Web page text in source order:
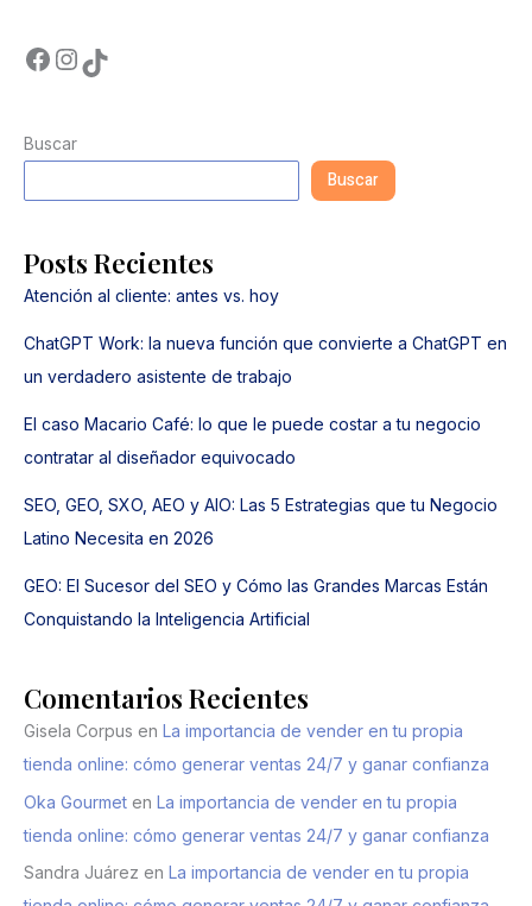
Buscar
Buscar
Posts Recientes
Atención al cliente: antes vs. hoy
ChatGPT Work: la nueva función que convierte a ChatGPT en
un verdadero asistente de trabajo
El caso Macario Café: lo que le puede costar a tu negocio
contratar al diseñador equivocado
SEO, GEO, SXO, AEO y AIO: Las 5 Estrategias que tu Negocio
Latino Necesita en 2026
GEO: El Sucesor del SEO y Cómo las Grandes Marcas Están
Conquistando la Inteligencia Artificial
Comentarios Recientes
Gisela Corpus en La importancia de vender en tu propia
tienda online: cómo generar ventas 24/7 y ganar confianza
Oka Gourmet en La importancia de vender en tu propia
tienda online: cómo generar ventas 24/7 y ganar confianza
Sandra Juárez en La importancia de vender en tu propia